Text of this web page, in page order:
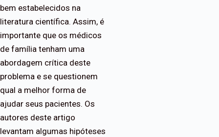
bem estabelecidos na
literatura científica. Assim, é
importante que os médicos
de família tenham uma
abordagem crítica deste
problema e se questionem
qual a melhor forma de
ajudar seus pacientes. Os
autores deste artigo
levantam algumas hipóteses